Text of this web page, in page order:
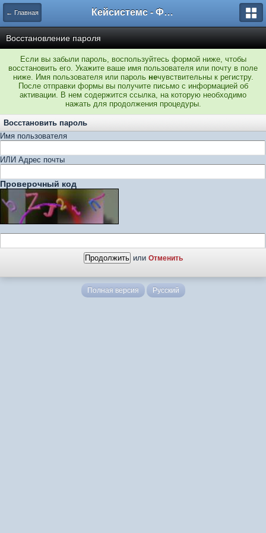
← Главная Кейсистемс - Форумы
Восстановление пароля
Если вы забыли пароль, воспользуйтесь формой ниже, чтобы
восстановить его. Укажите ваше имя пользователя или почту в поле
ниже. Имя пользователя или пароль нечувствительны к регистру.
После отправки формы вы получите письмо с информацией об
активации. В нем содержится ссылка, на которую необходимо
нажать для продолжения процедуры.
Восстановить пароль
Имя пользователя
ИЛИ Адрес почты
Проверочный код
или Отменить
Полная версия Русский